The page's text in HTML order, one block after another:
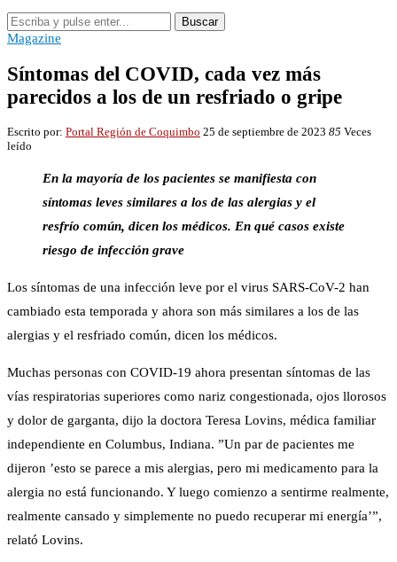
Buscar
Magazine
Síntomas del COVID, cada vez más
parecidos a los de un resfriado o gripe
Escrito por: Portal Región de Coquimbo 25 de septiembre de 2023 85 Veces
leído
En la mayoría de los pacientes se manifiesta con
síntomas leves similares a los de las alergias y el
resfrío común, dicen los médicos. En qué casos existe
riesgo de infección grave
Los síntomas de una infección leve por el virus SARS-CoV-2 han
cambiado esta temporada y ahora son más similares a los de las
alergias y el resfriado común, dicen los médicos.
Muchas personas con COVID-19 ahora presentan síntomas de las
vías respiratorias superiores como nariz congestionada, ojos llorosos
y dolor de garganta, dijo la doctora Teresa Lovins, médica familiar
independiente en Columbus, Indiana. ”Un par de pacientes me
dijeron ’esto se parece a mis alergias, pero mi medicamento para la
alergia no está funcionando. Y luego comienzo a sentirme realmente,
realmente cansado y simplemente no puedo recuperar mi energía’”,
relató Lovins.